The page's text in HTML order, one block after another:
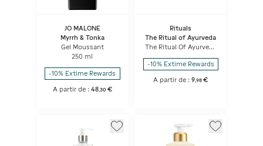
JO MALONE
Myrrh & Tonka
Gel Moussant
250 ml
-10% Extime Rewards
A partir de : 48, 30 €
Rituals
The Ritual of Ayurveda
The Ritual Of Ayurveda
-10% Extime Rewards
A partir de :9 ,98 €